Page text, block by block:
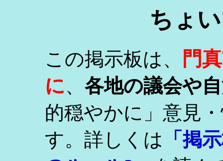
ちょ
この掲示板は、
門
に、 各地の議会や
的穏やかに」意見
す。詳しくは
「掲